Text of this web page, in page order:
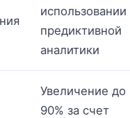
использовании
предиктивной
аналитики
Увеличение до
90% за счет